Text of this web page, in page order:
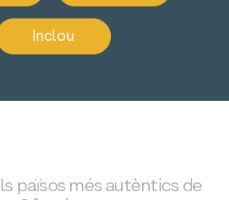
Inclou
països més autèntics de